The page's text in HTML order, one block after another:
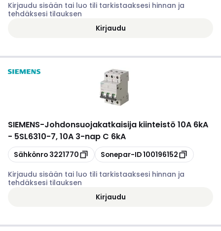
Kirjaudu sisään tai luo tili tarkistaaksesi hinnan ja
tehdäksesi tilauksen
Kirjaudu
SIEMENS-Johdonsuojakatkaisija kiinteistö 10A 6kA
- 5SL6310-7, 10A 3-nap C 6kA
Kopioi
Sähkönro 3221770 Kopioi
Sonepar-ID100196152
Kirjaudu sisään tai luo tili tarkistaaksesi hinnan ja
tehdäksesi tilauksen
Kirjaudu